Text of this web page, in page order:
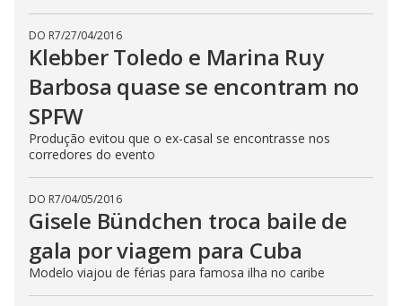
DO R7/27/04/2016
Klebber Toledo e Marina Ruy
Barbosa quase se encontram no
SPFW
Produção evitou que o ex-casal se encontrasse nos
corredores do evento
DO R7/04/05/2016
Gisele Bündchen troca baile de
gala por viagem para Cuba
Modelo viajou de férias para famosa ilha no caribe